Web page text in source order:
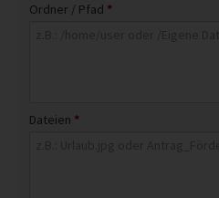
Ordner / Pfad *
Dateien *